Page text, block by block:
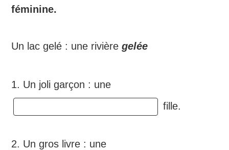
féminine.
Un lac gelé : une rivièregelée
1. Un joli garçon : une
fille.
2. Un gros livre : une